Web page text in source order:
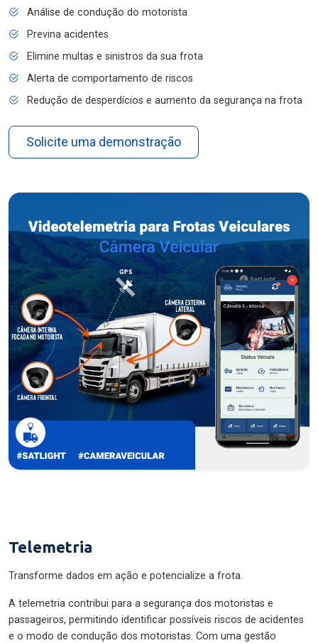
Análise de condução do motorista
Previna acidentes
Elimine multas e sinistros da sua frota
Alerta de comportamento de riscos
Redução de desperdícios e aumento da segurança na frota
Solicite uma demonstração
Telemetria
Transforme dados em ação e potencialize a frota.
A telemetria contribui para a segurança dos motoristas e
passageiros, permitindo identificar possíveis riscos de acidentes
e o modo de condução dos motoristas. Com uma gestão